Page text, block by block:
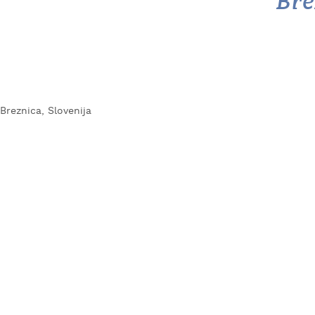
Breznica, Slovenija